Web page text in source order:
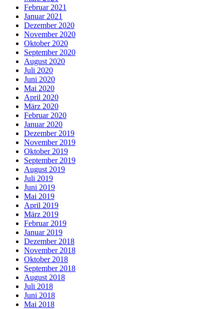
Februar 2021
Januar 2021
Dezember 2020
November 2020
Oktober 2020
September 2020
August 2020
Juli 2020
Juni 2020
Mai 2020
April 2020
März 2020
Februar 2020
Januar 2020
Dezember 2019
November 2019
Oktober 2019
September 2019
August 2019
Juli 2019
Juni 2019
Mai 2019
April 2019
März 2019
Februar 2019
Januar 2019
Dezember 2018
November 2018
Oktober 2018
September 2018
August 2018
Juli 2018
Juni 2018
Mai 2018